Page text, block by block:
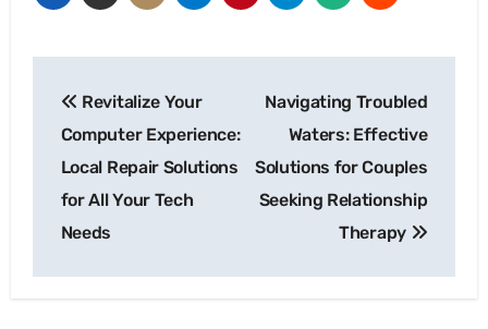
navigation
Revitalize Your
Computer Experience:
Local Repair Solutions
for All Your Tech
Needs
Navigating Troubled
Waters: Effective
Solutions for Couples
Seeking Relationship
Therapy